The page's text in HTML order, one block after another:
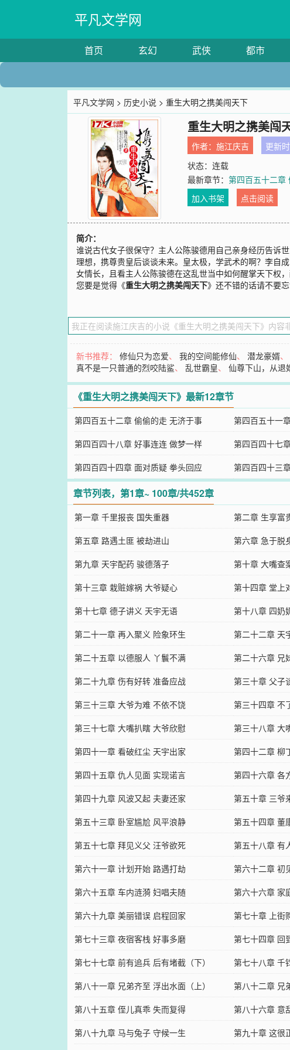
平凡文学网
首页 玄幻 武侠 都市
平凡文学网 > 历史小说 > 重生大明之携美闯天下
重生大明之携美闯
作者：施江庆吉 更新
状态：连载
最新章节：第四百五十二章
加入书架
点击阅读
简介：
谁说古代女子很保守？主人公陈骏德用自己亲身经历告诉
理想，携尊贵皇后谈谈未来。皇太极，学武术的啊？李自
女情长，且看主人公陈骏德在这乱世当中如何醒掌天下
您要是觉得《重生大明之携美闯天下》还不错的话请不要
新书推荐：修仙只为恋爱、我的空间能修仙、潜龙豪婿、
真不是一只普通的烈咬陆鲨、乱世霸皇、仙尊下山，从退
《重生大明之携美闯天下》最新12章节
第四百五十二章 偷偷的走 无济于事 第四百五十一
第四百四十八章 好事连连 做梦一样
第四百四十七
第四百四十四章 面对质疑 拳头回应
第四百四十三
章节列表，第1章~ 100章/共452章
第一章 千里报丧 国失重器 第二章 生享富
第五章 路遇土匪 被劫进山
第六章 急于脱
第九章 天宇配药 骏德落子
第十章 大嘴查
第十三章 栽赃嫁祸 大爷疑心
第十四章 堂上
第十七章 德子讲义 天宇无语
第十八章 四奶
第二十一章 再入聚义 险象环生
第二十二章 天
第二十五章 以德服人 丫鬟不满
第二十六章 兄
第二十九章 伤有好转 准备应战
第三十章 父子
第三十三章 大爷为难 不依不饶
第三十四章 不
第三十七章 大嘴扒瞎 大爷欣慰
第三十八章 大
第四十一章 看破红尘 天宇出家
第四十二章 柳
第四十五章 仇人见面 实现诺言
第四十六章 各
第四十九章 风波又起 夫妻还家
第五十章 三爷
第五十三章 卧室尴尬 风平浪静
第五十四章 董
第五十七章 拜见义父 汪爷欲死
第五十八章 有
第六十一章 计划开始 路遇打劫
第六十二章 初
第六十五章 车内涟漪 妇唱夫随
第六十六章 家
第六十九章 美丽错误 启程回家
第七十章 上街
第七十三章 夜宿客栈 好事多磨
第七十四章 回
第七十七章 前有追兵 后有堵截（下）
第七十八章 千
第八十一章 兄弟齐至 浮出水面（上）
第八十二章 兄
第八十五章 侄儿真乖 失而复得
第八十六章 意
第八十九章 马与兔子 守候一生
第九十章 这很